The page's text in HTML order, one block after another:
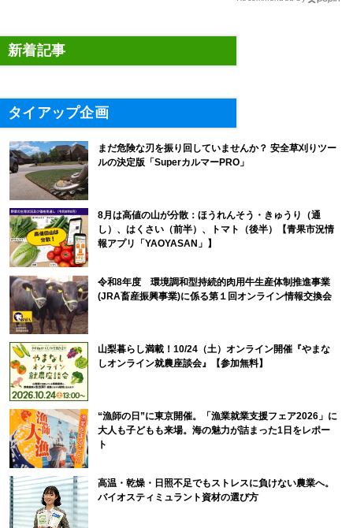
新着記事
タイアップ企画
まだ危険な刃を振り回していませんか？ 安全草刈りツー
ルの決定版「SuperカルマーPRO」
8月は高値の山が分散：ほうれんそう・きゅうり（通
し）、はくさい（前半）、トマト（後半）【青果市況情
報アプリ「YAOYASAN」】
令和8年度 環境調和型持続的肉用牛生産体制推進事業
(JRA畜産振興事業)に係る第１回オンライン情報交換会
山梨暮らし満載！10/24（土）オンライン開催『やまな
しオンライン就農座談会』【参加無料】
“漁師の日”に東京開催。「漁業就業支援フェア2026」に
大人も子どもも来場。海の魅力が詰まった1日をレポー
ト
高温・乾燥・日照不足でもストレスに負けない農業へ。
バイオスティミュラント資材の選び方